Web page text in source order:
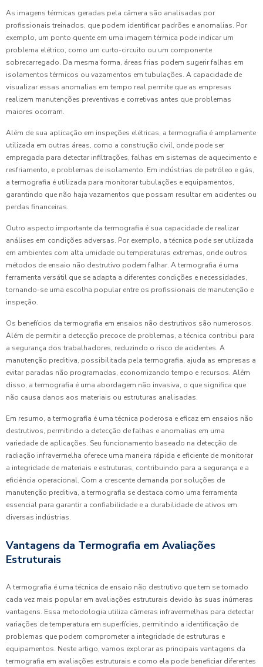
As imagens térmicas geradas pela câmera são analisadas por
profissionais treinados, que podem identificar padrões e anomalias. Por
exemplo, um ponto quente em uma imagem térmica pode indicar um
problema elétrico, como um curto-circuito ou um componente
sobrecarregado. Da mesma forma, áreas frias podem sugerir falhas em
isolamentos térmicos ou vazamentos em tubulações. A capacidade de
visualizar essas anomalias em tempo real permite que as empresas
realizem manutenções preventivas e corretivas antes que problemas
maiores ocorram.
Além de sua aplicação em inspeções elétricas, a termografia é amplamente
utilizada em outras áreas, como a construção civil, onde pode ser
empregada para detectar infiltrações, falhas em sistemas de aquecimento e
resfriamento, e problemas de isolamento. Em indústrias de petróleo e gás,
a termografia é utilizada para monitorar tubulações e equipamentos,
garantindo que não haja vazamentos que possam resultar em acidentes ou
perdas financeiras.
Outro aspecto importante da termografia é sua capacidade de realizar
análises em condições adversas. Por exemplo, a técnica pode ser utilizada
em ambientes com alta umidade ou temperaturas extremas, onde outros
métodos de ensaio não destrutivo podem falhar. A termografia é uma
ferramenta versátil que se adapta a diferentes condições e necessidades,
tornando-se uma escolha popular entre os profissionais de manutenção e
inspeção.
Os benefícios da termografia em ensaios não destrutivos são numerosos.
Além de permitir a detecção precoce de problemas, a técnica contribui para
a segurança dos trabalhadores, reduzindo o risco de acidentes. A
manutenção preditiva, possibilitada pela termografia, ajuda as empresas a
evitar paradas não programadas, economizando tempo e recursos. Além
disso, a termografia é uma abordagem não invasiva, o que significa que
não causa danos aos materiais ou estruturas analisadas.
Em resumo, a termografia é uma técnica poderosa e eficaz em ensaios não
destrutivos, permitindo a detecção de falhas e anomalias em uma
variedade de aplicações. Seu funcionamento baseado na detecção de
radiação infravermelha oferece uma maneira rápida e eficiente de monitorar
a integridade de materiais e estruturas, contribuindo para a segurança e a
eficiência operacional. Com a crescente demanda por soluções de
manutenção preditiva, a termografia se destaca como uma ferramenta
essencial para garantir a confiabilidade e a durabilidade de ativos em
diversas indústrias.
Vantagens da Termografia em Avaliações
Estruturais
A termografia é uma técnica de ensaio não destrutivo que tem se tornado
cada vez mais popular em avaliações estruturais devido às suas inúmeras
vantagens. Essa metodologia utiliza câmeras infravermelhas para detectar
variações de temperatura em superfícies, permitindo a identificação de
problemas que podem comprometer a integridade de estruturas e
equipamentos. Neste artigo, vamos explorar as principais vantagens da
termografia em avaliações estruturais e como ela pode beneficiar diferentes